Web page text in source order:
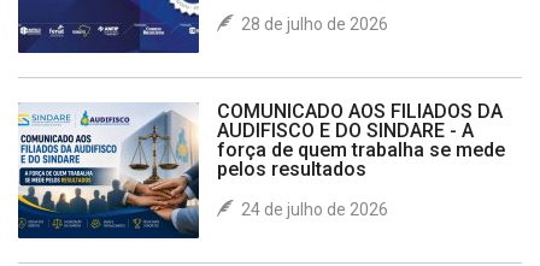
28 de julho de 2026
COMUNICADO AOS FILIADOS DA
AUDIFISCO E DO SINDARE - A
força de quem trabalha se mede
pelos resultados
24 de julho de 2026